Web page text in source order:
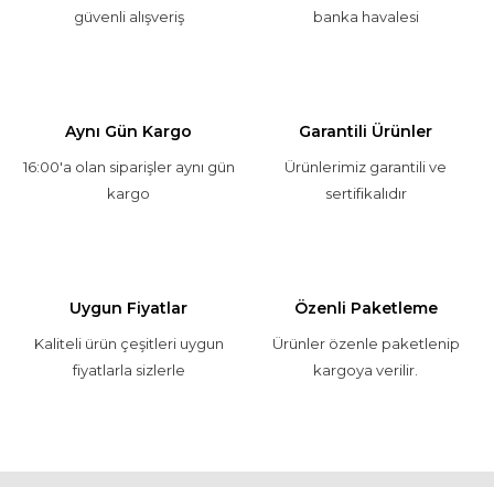
güvenli alışveriş
banka havalesi
Aynı Gün Kargo
16:00'a olan siparişler aynı gün
kargo
Garantili Ürünler
Ürünlerimiz garantili ve
sertifikalıdır
Uygun Fiyatlar
Kaliteli ürün çeşitleri uygun
fiyatlarla sizlerle
Özenli Paketleme
Ürünler özenle paketlenip
kargoya verilir.